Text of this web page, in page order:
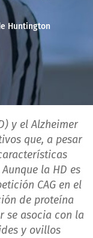
Huntington
y el Alzheimer
que, a pesar
la HD es
CAG en el
de proteína
se asocia con la
y ovillos